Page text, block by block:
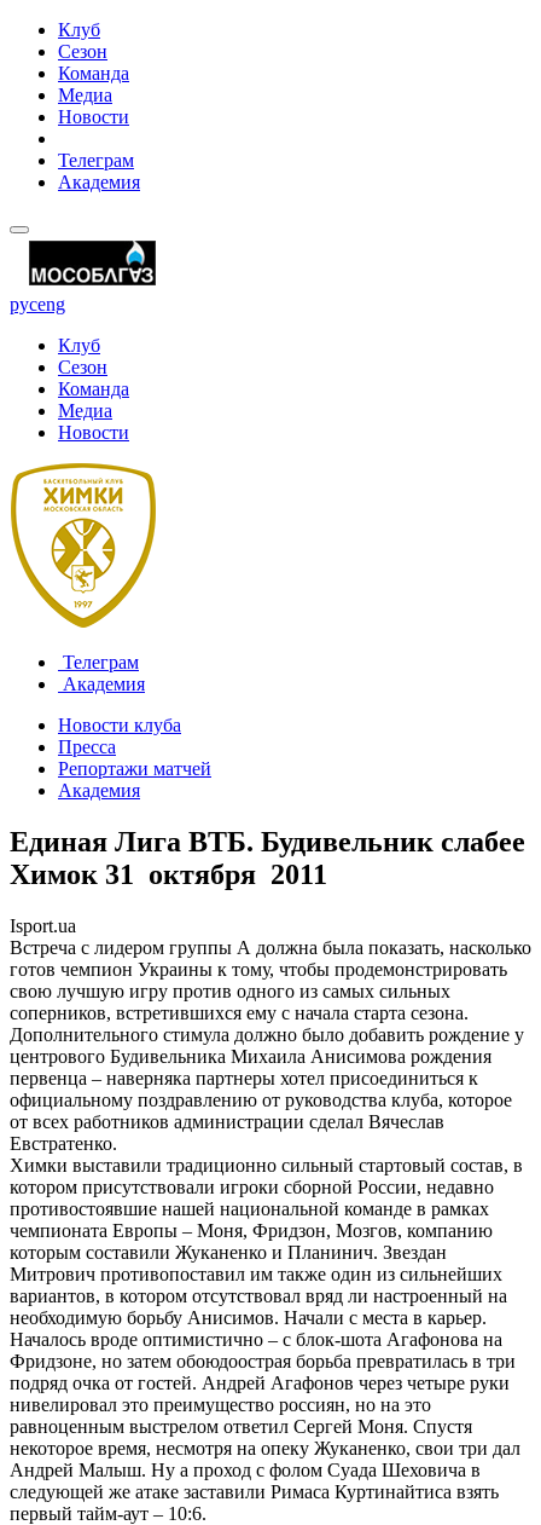
Клуб
Сезон
Команда
Медиа
Новости
Телеграм
Академия
русeng
Клуб
Сезон
Команда
Медиа
Новости
Телеграм
Академия
Новости клуба
Пресса
Репортажи матчей
Академия
Единая Лига ВТБ. Будивельник слабее
Химок 31 октября 2011
Isport.ua
Встреча с лидером группы А должна была показать, насколько
готов чемпион Украины к тому, чтобы продемонстрировать
свою лучшую игру против одного из самых сильных
соперников, встретившихся ему с начала старта сезона.
Дополнительного стимула должно было добавить рождение у
центрового Будивельника Михаила Анисимова рождения
первенца – наверняка партнеры хотел присоединиться к
официальному поздравлению от руководства клуба, которое
от всех работников администрации сделал Вячеслав
Евстратенко.
Химки выставили традиционно сильный стартовый состав, в
котором присутствовали игроки сборной России, недавно
противостоявшие нашей национальной команде в рамках
чемпионата Европы – Моня, Фридзон, Мозгов, компанию
которым составили Жуканенко и Планинич. Звездан
Митрович противопоставил им также один из сильнейших
вариантов, в котором отсутствовал вряд ли настроенный на
необходимую борьбу Анисимов. Начали с места в карьер.
Началось вроде оптимистично – с блок-шота Агафонова на
Фридзоне, но затем обоюдоострая борьба превратилась в три
подряд очка от гостей. Андрей Агафонов через четыре руки
нивелировал это преимущество россиян, но на это
равноценным выстрелом ответил Сергей Моня. Спустя
некоторое время, несмотря на опеку Жуканенко, свои три дал
Андрей Малыш. Ну а проход с фолом Суада Шеховича в
следующей же атаке заставили Римаса Куртинайтиса взять
первый тайм-аут – 10:6.